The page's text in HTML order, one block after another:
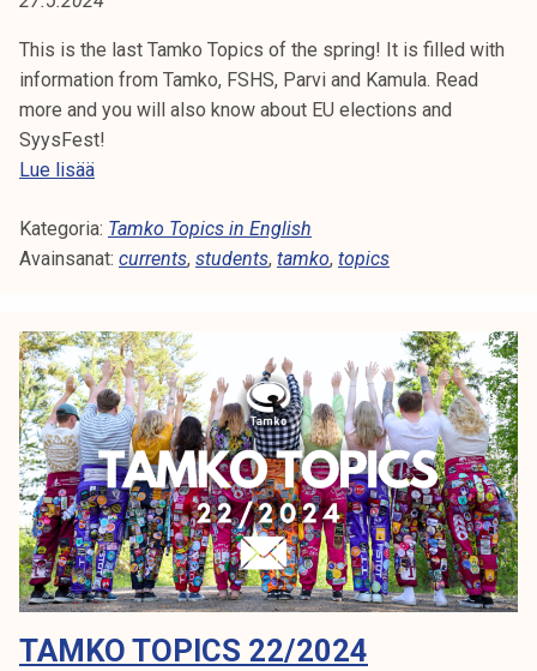
i
k
o
r
k
a
k
l
u
n
o
p
i
s
k
e
l
i
A
:
T
O
P
I
S
This is the last Tamko Topics of the spring! It is filled with
information from Tamko, FSHS, Parvi and Kamula. Read
more and you will also know about EU elections and
SyysFest!
Lue lisääT
m
k
o
p
i
c
s
2
2
/
2
0
2
Kategoria: Tamko Topics in English
Avainsanat: currents, students, tamko, topics
TAMKO TOPICS 22/2024